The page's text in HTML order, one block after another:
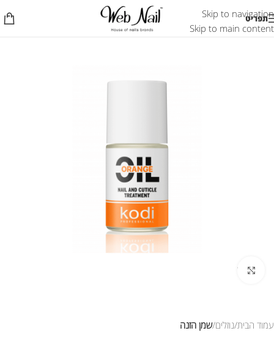
Skip to navigation
Skip to main content
תפריט
לחץ להגדלת התמונה
עמוד הבית נוזלים שמן הזנה